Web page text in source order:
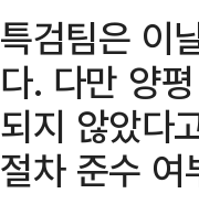
특검팀은 이
다. 다만 양
되지 않았다
절차 준수 여